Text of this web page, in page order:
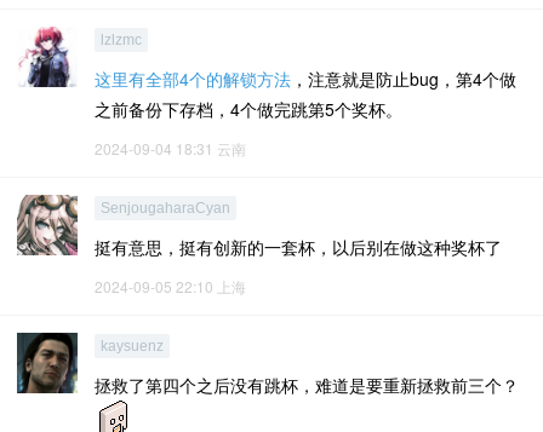
lzlzmc
这里有全部4个的解锁方法 ，注意就是防止bug，第4个做
之前备份下存档，4个做完跳第5个奖杯。
2024-09-04 18:31 云南
SenjougaharaCyan
挺有意思，挺有创新的一套杯，以后别在做这种奖杯了
2024-09-05 22:10 上海
kaysuenz
拯救了第四个之后没有跳杯，难道是要重新拯救前三个？